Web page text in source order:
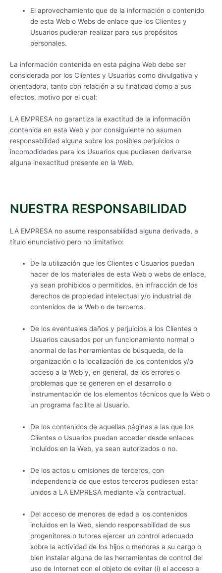
El aprovechamiento que de la información o contenido
de esta Web o Webs de enlace que los Clientes y
Usuarios pudieran realizar para sus propósitos
personales.
La información contenida en esta página Web debe ser
considerada por los Clientes y Usuarios como divulgativa y
orientadora, tanto con relación a su finalidad como a sus
efectos, motivo por el cual:
LA EMPRESA no garantiza la exactitud de la información
contenida en esta Web y por consiguiente no asumen
responsabilidad alguna sobre los posibles perjuicios o
incomodidades para los Usuarios que pudiesen derivarse
alguna inexactitud presente en la Web.
NUESTRA RESPONSABILIDAD
LA EMPRESA no asume responsabilidad alguna derivada, a
título enunciativo pero no limitativo:
De la utilización que los Clientes o Usuarios puedan
hacer de los materiales de esta Web o webs de enlace,
ya sean prohibidos o permitidos, en infracción de los
derechos de propiedad intelectual y/o industrial de
contenidos de la Web o de terceros.
De los eventuales daños y perjuicios a los Clientes o
Usuarios causados por un funcionamiento normal o
anormal de las herramientas de búsqueda, de la
organización o la localización de los contenidos y/o
acceso a la Web y, en general, de los errores o
problemas que se generen en el desarrollo o
instrumentación de los elementos técnicos que la Web o
un programa facilite al Usuario.
De los contenidos de aquellas páginas a las que los
Clientes o Usuarios puedan acceder desde enlaces
incluidos en la Web, ya sean autorizados o no.
De los actos u omisiones de terceros, con
independencia de que estos terceros pudiesen estar
unidos a LA EMPRESA mediante vía contractual.
Del acceso de menores de edad a los contenidos
incluidos en la Web, siendo responsabilidad de sus
progenitores o tutores ejercer un control adecuado
sobre la actividad de los hijos o menores a su cargo o
bien instalar alguna de las herramientas de control del
uso de Internet con el objeto de evitar (i) el acceso a